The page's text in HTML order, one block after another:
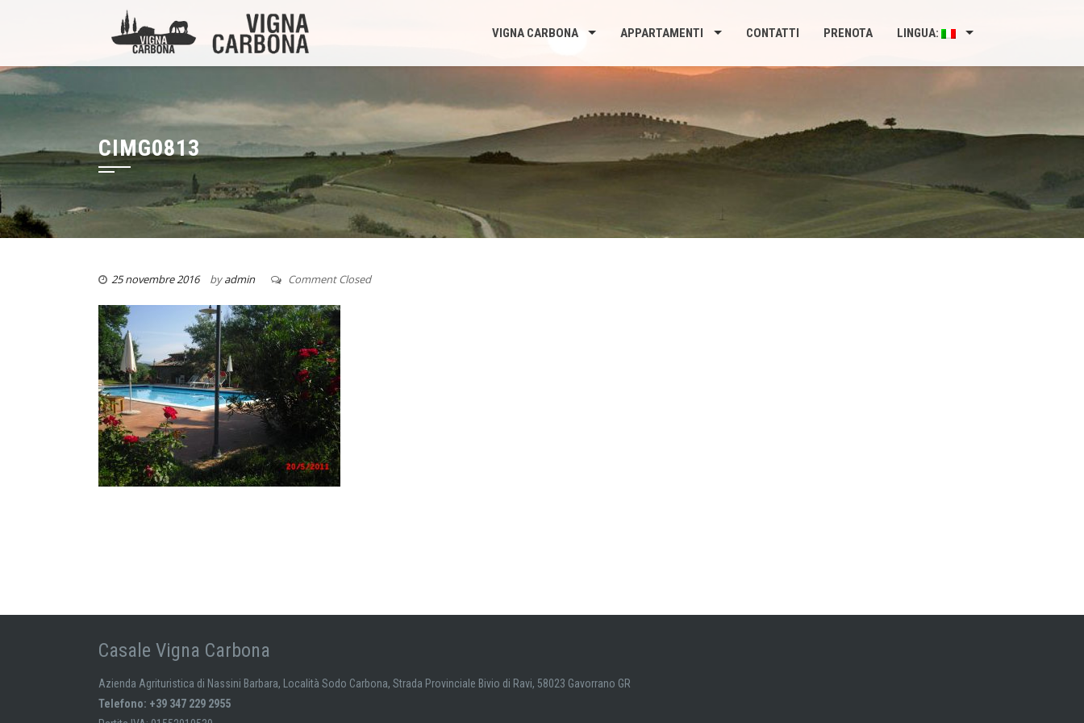
VIGNA CARBONA APPARTAMENTI CONTATTI PRENOTA LINGUA:
CIMG0813
25 novembre 2016 byadmin Comment Closed
Casale Vigna Carbona
Azienda Agrituristica di Nassini Barbara, Località Sodo Carbona, Strada Provinciale Bivio di Ravi, 58023 Gavorrano GR
Telefono: +39 347 229 2955